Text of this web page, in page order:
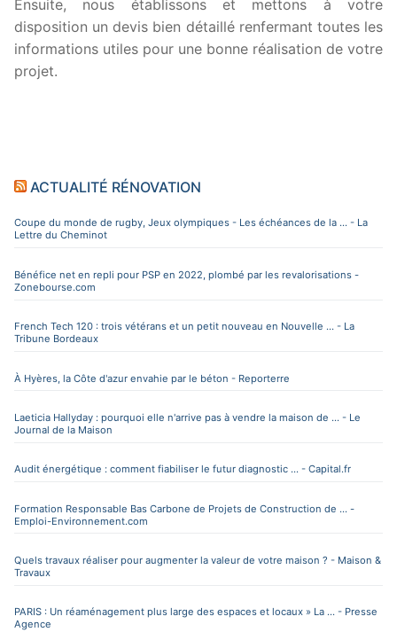
Ensuite, nous établissons et mettons à votre
disposition un devis bien détaillé renfermant toutes les
informations utiles pour une bonne réalisation de votre
projet.
ACTUALITÉ RÉNOVATION
Coupe du monde de rugby, Jeux olympiques - Les échéances de la ... - La
Lettre du Cheminot
Bénéfice net en repli pour PSP en 2022, plombé par les revalorisations -
Zonebourse.com
French Tech 120 : trois vétérans et un petit nouveau en Nouvelle ... - La
Tribune Bordeaux
À Hyères, la Côte d'azur envahie par le béton - Reporterre
Laeticia Hallyday : pourquoi elle n'arrive pas à vendre la maison de ... - Le
Journal de la Maison
Audit énergétique : comment fiabiliser le futur diagnostic ... - Capital.fr
Formation Responsable Bas Carbone de Projets de Construction de ... -
Emploi-Environnement.com
Quels travaux réaliser pour augmenter la valeur de votre maison ? - Maison &
Travaux
PARIS : Un réaménagement plus large des espaces et locaux » La ... - Presse
Agence